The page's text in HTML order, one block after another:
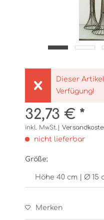
Dieser
Verfügung!
32,73 € *
inkl. MwSt.|
nicht lieferbar
Größe:
Merken